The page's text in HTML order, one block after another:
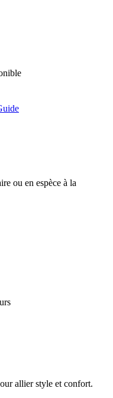
ou en espèce à la
allier style et confort.